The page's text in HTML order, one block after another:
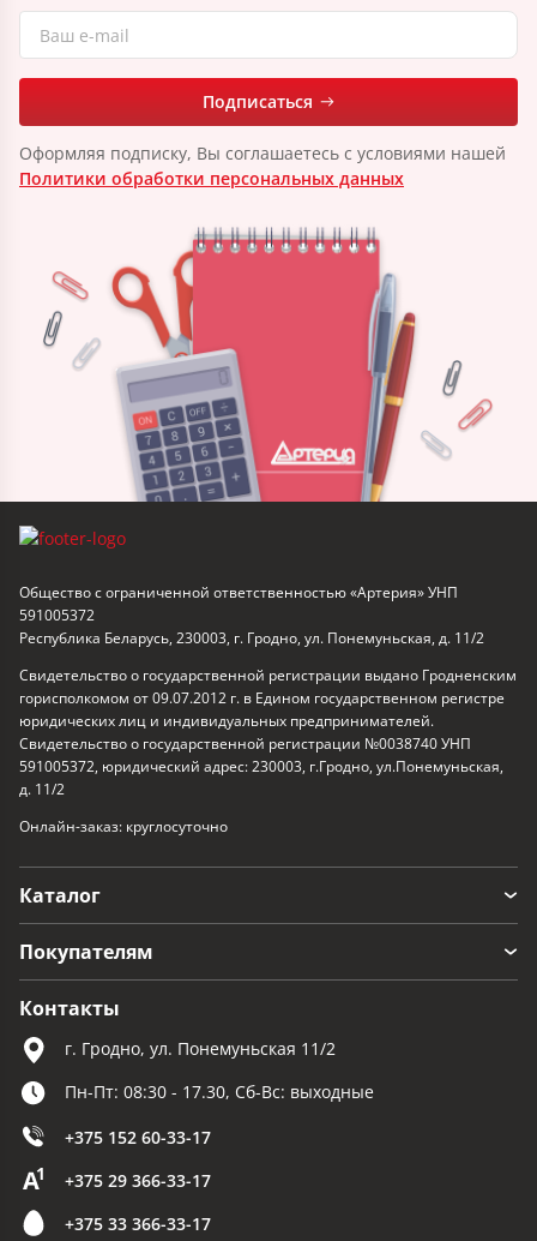
Подписаться
Оформляя подписку, Вы соглашаетесь с условиями нашей
Политики обработки персональных данных
Общество с ограниченной ответственностью «Артерия» УНП
591005372
Республика Беларусь, 230003, г. Гродно, ул. Понемуньская, д. 11/2
Свидетельство о государственной регистрации выдано Гродненским
горисполкомом от 09.07.2012 г. в Едином государственном регистре
юридических лиц и индивидуальных предпринимателей.
Свидетельство о государственной регистрации №0038740 УНП
591005372, юридический адрес: 230003, г.Гродно, ул.Понемуньская,
д. 11/2
Онлайн-заказ: круглосуточно
Каталог
Покупателям
Контакты
г. Гродно, ул. Понемуньская 11/2
Пн-Пт: 08:30 - 17.30, Сб-Вс: выходные
+375 152 60-33-17
+375 29 366-33-17
+375 33 366-33-17